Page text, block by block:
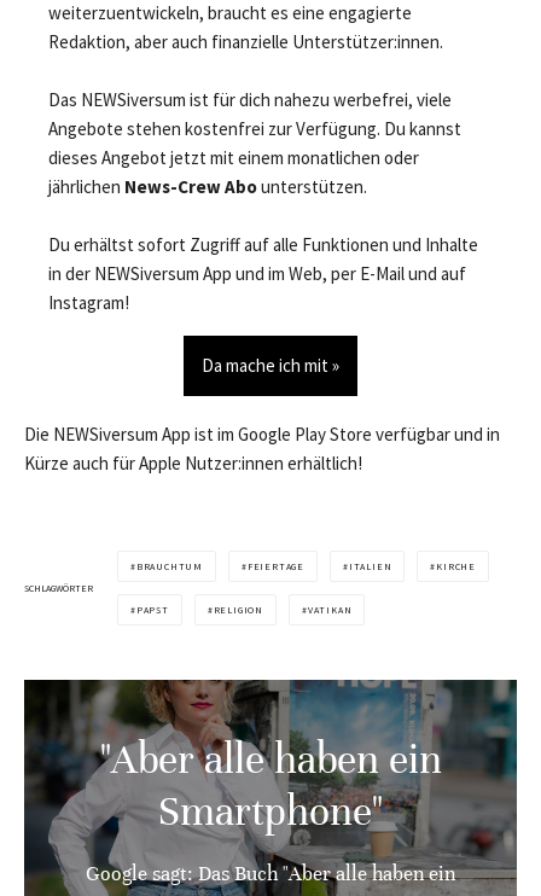
weiterzuentwickeln, braucht es eine engagierte
Redaktion, aber auch finanzielle Unterstützer:innen.
Das NEWSiversum ist für dich nahezu werbefrei, viele
Angebote stehen kostenfrei zur Verfügung. Du kannst
dieses Angebot jetzt mit einem monatlichen oder
jährlichen News-Crew Abounterstützen.
Du erhältst sofort Zugriff auf alle Funktionen und Inhalte
in der NEWSiversum App und im Web, per E-Mail und auf
Instagram!
Da mache ich mit »
Die NEWSiversum App ist im Google Play Store verfügbar und in
Kürze auch für Apple Nutzer:innen erhältlich!
SCHLAGWÖRTER
BRAUCHTUM FEIERTAGE ITALIEN KIRCHE
PAPST RELIGION VATIKAN
"Aber alle haben ein
Smartphone"
Google sagt: Das Buch "Aber alle haben ein